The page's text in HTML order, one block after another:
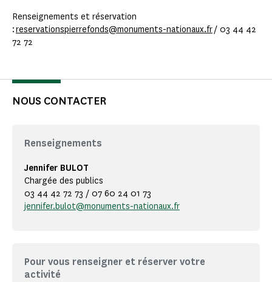
Renseignements et réservation
:reservationspierrefonds@monuments-nationaux.fr/ 03 44 42
72 72
NOUS CONTACTER
Renseignements
Jennifer BULOT
Chargée des publics
03 44 42 72 73 / 07 60 24 01 73
jennifer.bulot@monuments-nationaux.fr
Pour vous renseigner et réserver votre
activité